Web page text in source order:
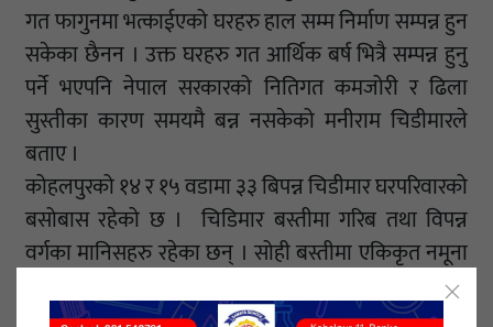
गत फागुनमा भत्काईएको घरहरु हाल सम्म निर्माण सम्पन्न हुन
सकेका छैनन । उक्त घरहरु गत आर्थिक बर्ष भित्रै सम्पन्न हुनु
पर्ने भएपनि नेपाल सरकारको नितिगत कमजोरी र ढिला
सुस्तीका कारण समयमै बन्न नसकेको मनीराम चिडीमारले
बताए ।
कोहलपुरको १४ र १५ वडामा ३३ बिपन्न चिडीमार घरपरिवारको
बसोबास रहेको छ । चिडिमार बस्तीमा गरिब तथा विपन्न
वर्गका मानिसहरु रहेका छन् । सोही बस्तीमा एकिकृत नमूना
बस्ती कार्यक्रम अन्तरगत संघिय सरकार र प्रदेश सरकारको
पूरक अनुदानमा बजेट अन्तरगत उक्तघरहरु निर्माण हुने